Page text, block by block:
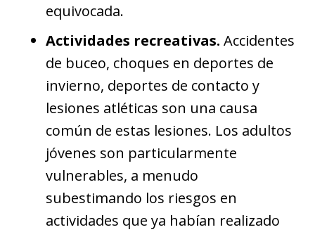
equivocada.
Actividades recreativas. Accidentes
de buceo, choques en deportes de
invierno, deportes de contacto y
lesiones atléticas son una causa
común de estas lesiones. Los adultos
jóvenes son particularmente
vulnerables, a menudo
subestimando los riesgos en
actividades que ya habían realizado